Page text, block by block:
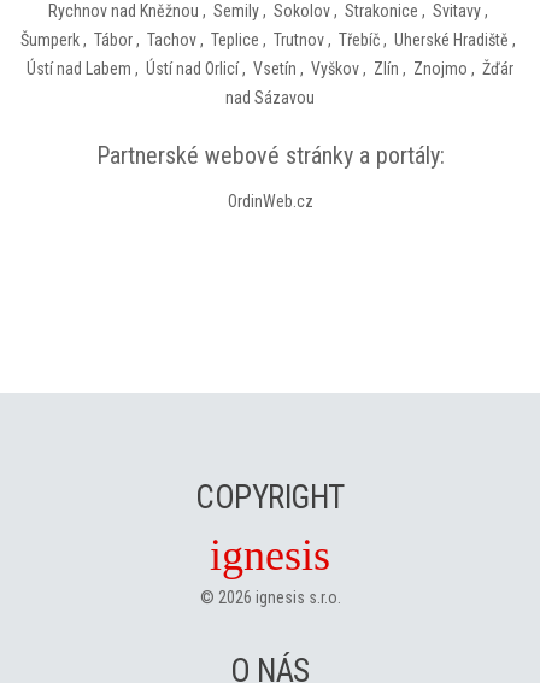
Rychnov nad Kněžnou , Semily, Sokolov, Strakonice , Svitavy,
Šumperk, Tábor, Tachov, Teplice , Trutnov, Třebíč, Uherské Hradiště ,
Ústí nad Labem , Ústí nad Orlicí, Vsetín , Vyškov, Zlín , Znojmo , Žďár
nad Sázavou
Partnerské webové stránky a portály:
OrdinWeb.cz
COPYRIGHT
ignesis
© 2026 ignesis s.r.o.
O NÁS